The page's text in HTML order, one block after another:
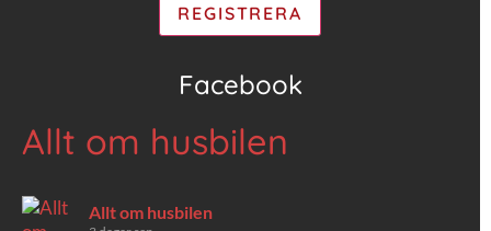
Facebook
Allt om husbilen
Allt om husbilen